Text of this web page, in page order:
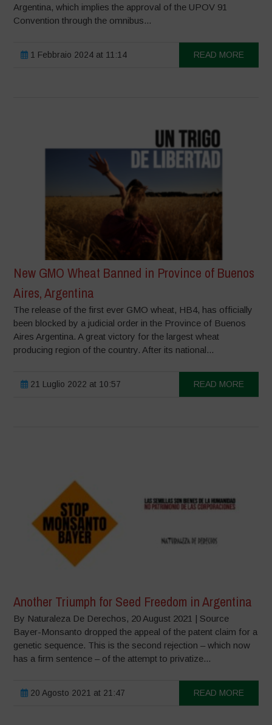
Argentina, which implies the approval of the UPOV 91
Convention through the omnibus...
1 Febbraio 2024 at 11:14 READ MORE
New GMO Wheat Banned in Province of Buenos
Aires, Argentina
The release of the first ever GMO wheat, HB4, has officially
been blocked by a judicial order in the Province of Buenos
Aires Argentina. A great victory for the largest wheat
producing region of the country. After its national...
21 Luglio 2022 at 10:57 READ MORE
Another Triumph for Seed Freedom in Argentina
By Naturaleza De Derechos, 20 August 2021 | Source
Bayer-Monsanto dropped the appeal of the patent claim for a
genetic sequence. This is the second rejection – which now
has a firm sentence – of the attempt to privatize...
20 Agosto 2021 at 21:47 READ MORE